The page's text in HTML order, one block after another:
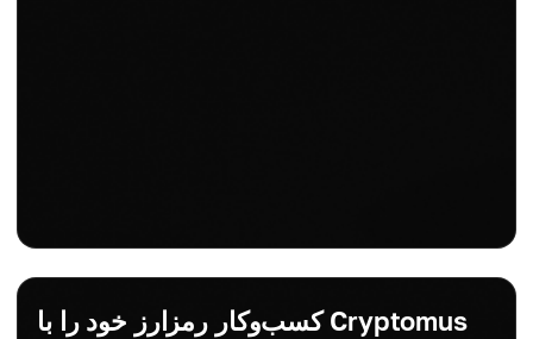
کسب‌وکار رمزارز خود را با Cryptomus